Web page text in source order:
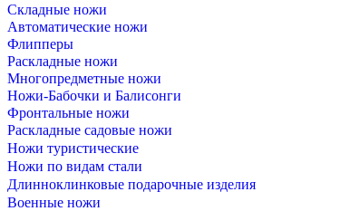
Складные ножи
Автоматические ножи
Флипперы
Раскладные ножи
Многопредметные ножи
Ножи-Бабочки и Балисонги
Фронтальные ножи
Раскладные садовые ножи
Ножи туристические
Ножи по видам стали
Длинноклинковые подарочные изделия
Военные ножи